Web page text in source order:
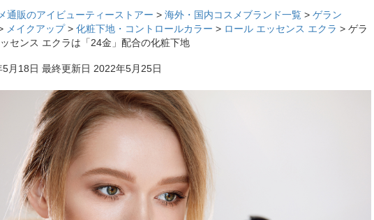
通販のアイビューティーストアー > 海外・国内コスメブランド一覧 > ゲラン
メイクアップ> 化粧下地・コントロールカラー > ロール エッセンス エクラ > ゲラ
センス エクラは「24金」配合の化粧下地
月18日 最終更新日 2022年5月25日